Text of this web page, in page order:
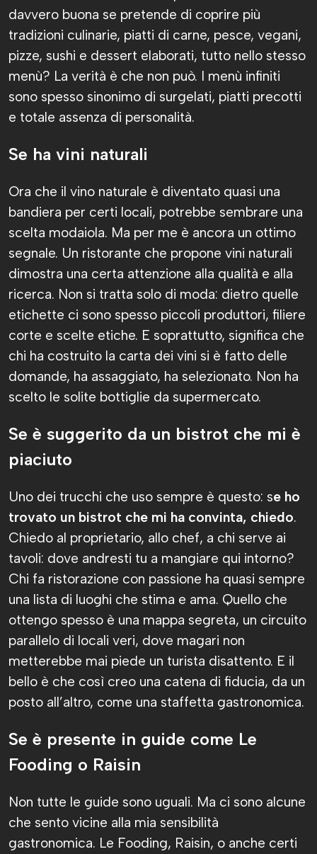
davvero buona se pretende di coprire più
tradizioni culinarie, piatti di carne, pesce, vegani,
pizze, sushi e dessert elaborati, tutto nello stesso
menù? La verità è che non può. I menù infiniti
sono spesso sinonimo di surgelati, piatti precotti
e totale assenza di personalità.
Se ha vini naturali
Ora che il vino naturale è diventato quasi una
bandiera per certi locali, potrebbe sembrare una
scelta modaiola. Ma per me è ancora un ottimo
segnale. Un ristorante che propone vini naturali
dimostra una certa attenzione alla qualità e alla
ricerca. Non si tratta solo di moda: dietro quelle
etichette ci sono spesso piccoli produttori, filiere
corte e scelte etiche. E soprattutto, significa che
chi ha costruito la carta dei vini si è fatto delle
domande, ha assaggiato, ha selezionato. Non ha
scelto le solite bottiglie da supermercato.
Se è suggerito da un bistrot che mi è
piaciuto
Uno dei trucchi che uso sempre è questo: se ho
trovato un bistrot che mi ha convinta, chiedo.
Chiedo al proprietario, allo chef, a chi serve ai
tavoli: dove andresti tu a mangiare qui intorno?
Chi fa ristorazione con passione ha quasi sempre
una lista di luoghi che stima e ama. Quello che
ottengo spesso è una mappa segreta, un circuito
parallelo di locali veri, dove magari non
metterebbe mai piede un turista disattento. E il
bello è che così creo una catena di fiducia, da un
posto all’altro, come una staffetta gastronomica.
Se è presente in guide come Le
Fooding o Raisin
Non tutte le guide sono uguali. Ma ci sono alcune
che sento vicine alla mia sensibilità
gastronomica. Le Fooding, Raisin, o anche certi